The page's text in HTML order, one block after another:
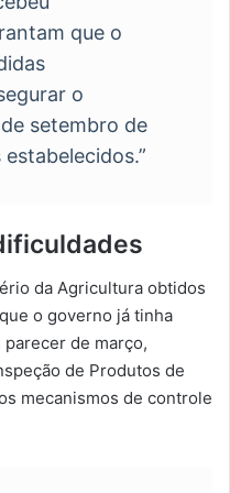
que o
o
setembro de
da Agricultura obtidos
o governo já tinha
de março,
de Produtos de
mecanismos de controle